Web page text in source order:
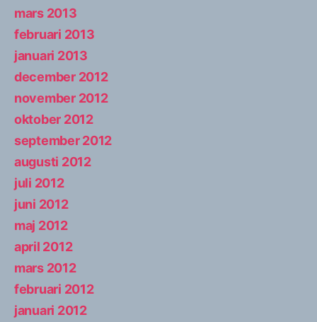
mars 2013
februari 2013
januari 2013
december 2012
november 2012
oktober 2012
september 2012
augusti 2012
juli 2012
juni 2012
maj 2012
april 2012
mars 2012
februari 2012
januari 2012